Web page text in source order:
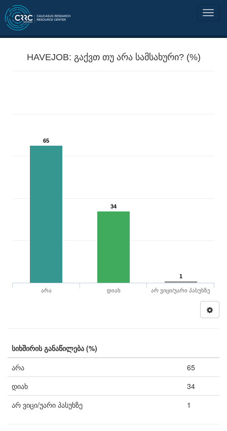
HAVEJOB: გაქვთ თუ არა სამსახური? (%)
65
34
1
არა დიახ არ ვიცი/უარი პასუხზე
სიხშირის განაწილება (%)
არა
65
დიახ
34
არ ვიცი/უარი პასუხზე
1